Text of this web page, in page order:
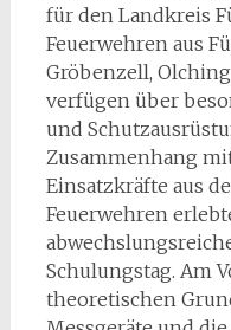
für den Landkreis
Feuerwehren aus
Gröbenzell,
verfügen über
und
Zusammenhang
Einsatzkräfte aus
Feuerwehren
Schulungstag. Am
theoretischen